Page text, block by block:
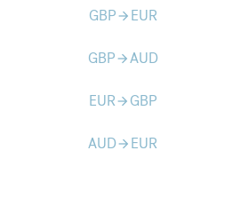
GBParrow_forward EUR
GBParrow_forwardAUD
EURarrow_forward GBP
AUDarrow_forward EUR